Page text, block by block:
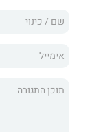
עשיר ומגוון, הן
מוליך אותנו בשפה
יכולתנו לעזור